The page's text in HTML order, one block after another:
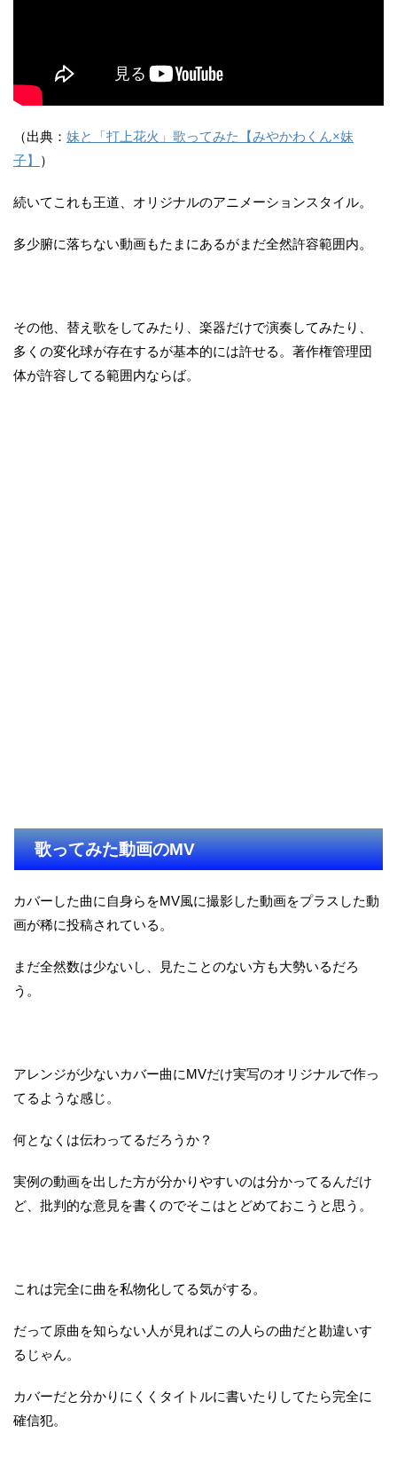
（出典： 妹と「打上花火」歌ってみた【みやかわくん×妹
子】
）
続いてこれも王道、オリジナルのアニメーションスタイル。
多少腑に落ちない動画もたまにあるがまだ全然許容範囲内。
その他、替え歌をしてみたり、楽器だけで演奏してみたり、
多くの変化球が存在するが基本的には許せる。著作権管理団
体が許容してる範囲内ならば。
歌ってみた動画のMV
カバーした曲に自身らをMV風に撮影した動画をプラスした動
画が稀に投稿されている。
まだ全然数は少ないし、見たことのない方も大勢いるだろ
う。
アレンジが少ないカバー曲にMVだけ実写のオリジナルで作っ
てるような感じ。
何となくは伝わってるだろうか？
実例の動画を出した方が分かりやすいのは分かってるんだけ
ど、批判的な意見を書くのでそこはとどめておこうと思う。
これは完全に曲を私物化してる気がする。
だって原曲を知らない人が見ればこの人らの曲だと勘違いす
るじゃん。
カバーだと分かりにくくタイトルに書いたりしてたら完全に
確信犯。